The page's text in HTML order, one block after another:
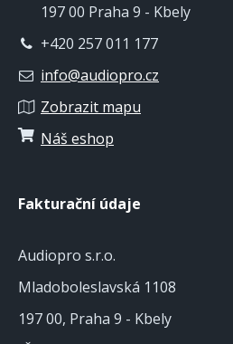
197 00 Praha 9 - Kbely
+420 257 011 177
info@audiopro.cz
Zobrazit mapu
Náš eshop
Fakturační údaje
Audiopro s.r.o.
Mladoboleslavská 1108
197 00, Praha 9 - Kbely